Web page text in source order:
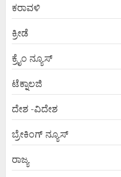
ಕರಾವಳಿ
ಕ್ರೀಡೆ
ಕ್ರೈಂ ನ್ಯೂಸ್
ಟೆಕ್ನಾಲಜಿ
ದೇಶ -ವಿದೇಶ
ಬ್ರೇಕಿಂಗ್ ನ್ಯೂಸ್
ರಾಜ್ಯ